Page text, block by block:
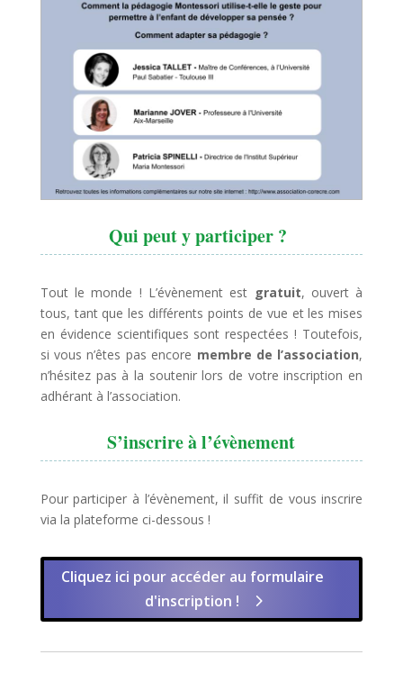
Qui peut y participer ?
Tout le monde ! L’évènement est gratuit, ouvert à
tous, tant que les différents points de vue et les mises
en évidence scientifiques sont respectées ! Toutefois,
si vous n’êtes pas encore membre de l’association,
n’hésitez pas à la soutenir lors de votre inscription en
adhérant à l’association.
S’inscrire à l’évènement
Pour participer à l’évènement, il suffit de vous inscrire
via la plateforme ci-dessous !
Cliquez ici pour accéder au formulaire
d'inscription !